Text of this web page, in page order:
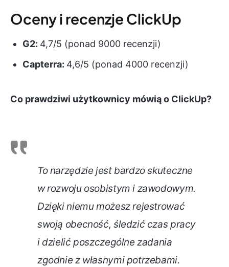
Oceny i recenzje ClickUp
G2: 4,7/5 (ponad 9000 recenzji)
Capterra: 4,6/5 (ponad 4000 recenzji)
Co prawdziwi użytkownicy mówią o ClickUp?
To narzędzie jest bardzo skuteczne
w rozwoju osobistym i zawodowym.
Dzięki niemu możesz rejestrować
swoją obecność, śledzić czas pracy
i dzielić poszczególne zadania
zgodnie z własnymi potrzebami.